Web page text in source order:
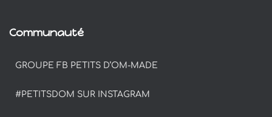
Communauté
GROUPE FB PETITS D’OM-MADE
#PETITSDOM SUR INSTAGRAM